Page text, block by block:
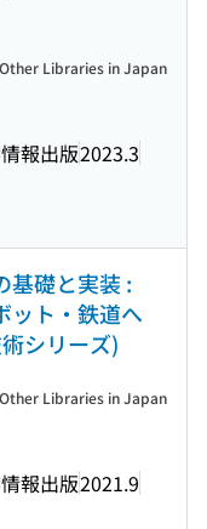
報出版2023.3
Other Libraries in Japan
基礎と実装 :
ット・鉄道へ
シリーズ)
報出版2021.9
Other Libraries in Japan